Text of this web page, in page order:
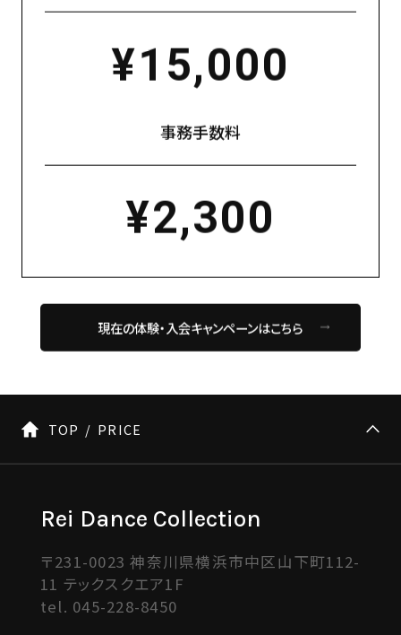
¥15,000
事務手数料
¥2,300
現在の体験・入会キャンペーンはこちら
TOP PRICE
Rei Dance Collection
〒231-0023 神奈川県横浜市中区山下町112-
11 テックスクエア1F
tel. 045-228-8450